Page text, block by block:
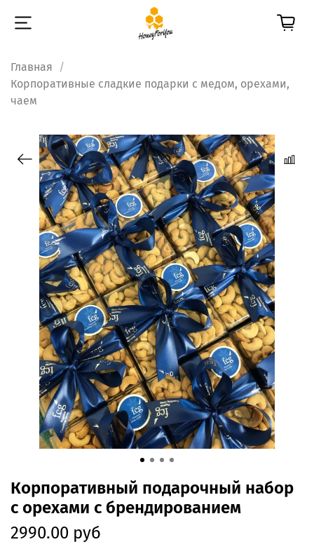
Главная
Корпоративные сладкие подарки с медом, орехами,
чаем
Корпоративный подарочный набор
с орехами с брендированием
2990.00 руб